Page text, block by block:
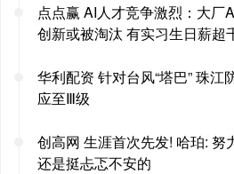
点点赢 AI人才竞争激烈：大厂
创新或被淘汰 有实习生日薪超
华利配资 针对台风“塔巴” 珠
应至Ⅲ级
创高网 生涯首次先发! 哈珀: 努
还是挺忐忑不安的